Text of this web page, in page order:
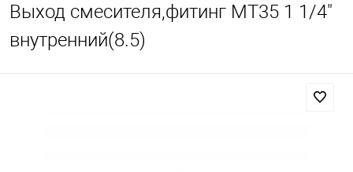
Выход смесителя,фитинг MT35 1 1/4"
внутренний(8.5)